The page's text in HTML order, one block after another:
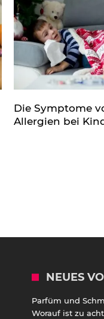
Die Symptome
Allergien bei
NEUES
Parfüm und
Worauf ist zu